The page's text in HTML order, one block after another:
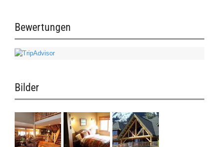
Bewertungen
Bilder